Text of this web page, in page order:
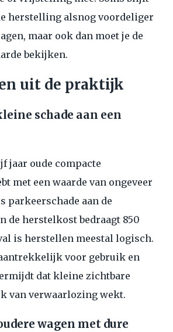
herstelling alsnog voordeliger
maar ook dan moet je de
bekijken.
uit de praktijk
schade aan een
jaar oude compacte
met een waarde van ongeveer
parkeerschade aan de
de herstelkost bedraagt 850
is herstellen meestal logisch.
voor gebruik en
dat kleine zichtbare
van verwaarlozing wekt.
wagen met dure